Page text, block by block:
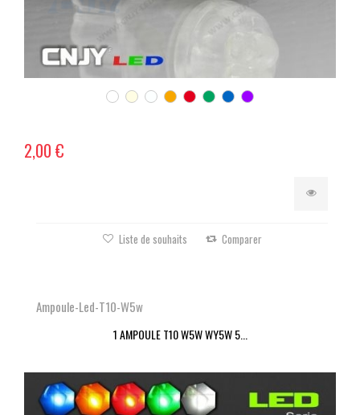
2,00 €
Liste de souhaits Comparer
Ampoule-Led-T10-W5w
1 AMPOULE T10 W5W WY5W 5...